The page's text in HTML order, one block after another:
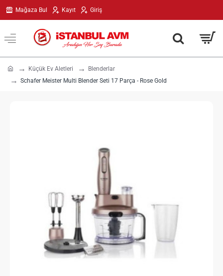
Mağaza Bul Kayıt Giriş
Küçük Ev Aletleri
Blenderlar
Schafer Meister Multi Blender Seti 17 Parça - Rose Gold